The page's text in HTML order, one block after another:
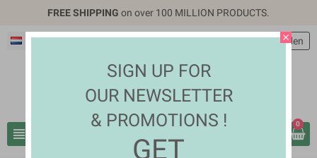
FREE SHIPPING on over 100 MILLION PRODUCTS.
Deutsch EUR €
view_headline
personAnmelden
0
close
SIGN UP FOR
OUR NEWSLETTER
& PROMOTIONS !
GET